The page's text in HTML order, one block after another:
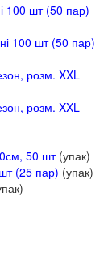
100 шт (50 пар)
100 шт (50 пар)
розм. XXL
розм. XXL
50 шт(упак)
(25 пар) (упак)